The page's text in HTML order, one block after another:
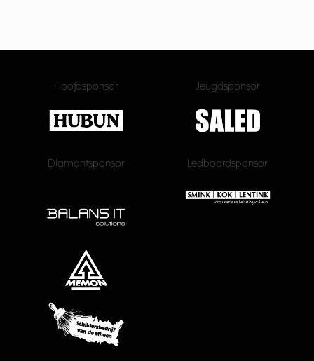
Hoofdsponsor Jeugdsponsor
Diamantsponsor Ledboardsponsor